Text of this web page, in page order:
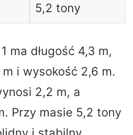
5,2 tony
ma długość 4,3 m,
i wysokość 2,6 m.
2,2 m, a
Przy masie 5,2 tony